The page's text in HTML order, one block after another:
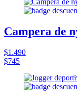
Campera de
$1.490
$745